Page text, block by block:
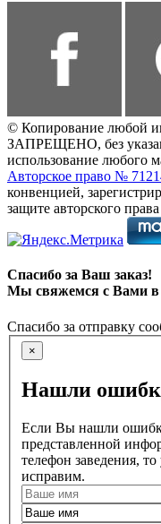
© Копирование любой
ЗАПРЕЩЕНО, без
использование любого
Авторское право №
конвенцией,
защите авторского
Спасибо за Ваш заказ!
Мы свяжемся с Вами в
Спасибо за отправку
×
Нашли
Если Вы нашли
представленной
телефон заведения,
исправим.